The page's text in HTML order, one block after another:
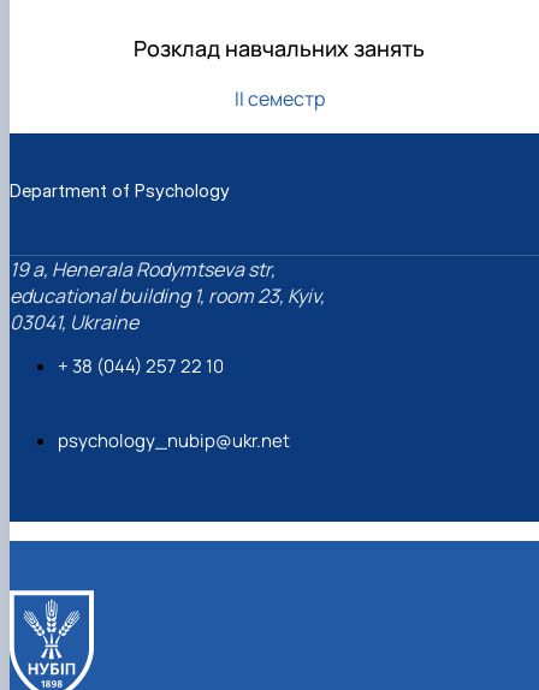
Розклад навчальних занять
ІІ семестр
Department of Psychology
19 a, Henerala Rodymtseva str,
educational building 1, room 23, Kyiv,
03041, Ukraine
+ 38 (044) 257 22 10
psychology_nubip@ukr.net